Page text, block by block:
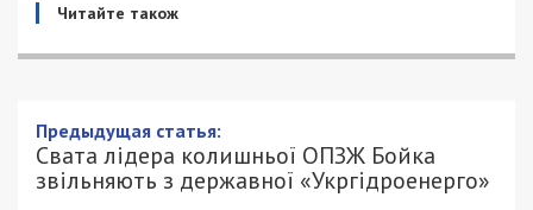
Читайте також
Предыдущая статья:
Свата лідера колишньої ОПЗЖ Бойка
звільняють з державної «Укргідроенерго»